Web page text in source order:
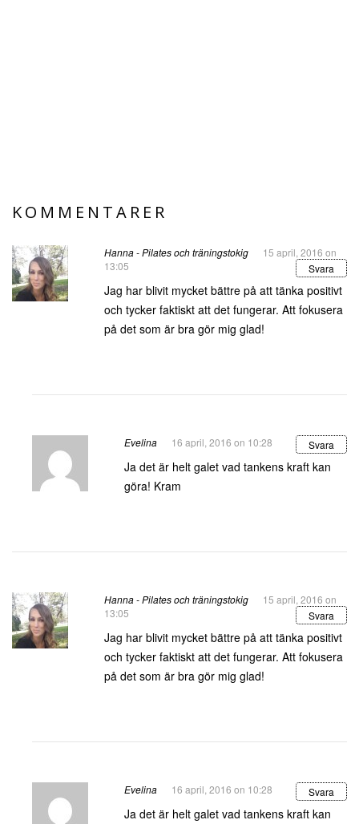
KOMMENTARER
Hanna - Pilates och träningstokig
15 april, 2016 on
13:05
Svara
Jag har blivit mycket bättre på att tänka positivt
och tycker faktiskt att det fungerar. Att fokusera
på det som är bra gör mig glad!
Evelina 16 april, 2016 on 10:28 Svara
Ja det är helt galet vad tankens kraft kan
göra! Kram
Hanna - Pilates och träningstokig
15 april, 2016 on
13:05
Svara
Jag har blivit mycket bättre på att tänka positivt
och tycker faktiskt att det fungerar. Att fokusera
på det som är bra gör mig glad!
Evelina 16 april, 2016 on 10:28 Svara
Ja det är helt galet vad tankens kraft kan